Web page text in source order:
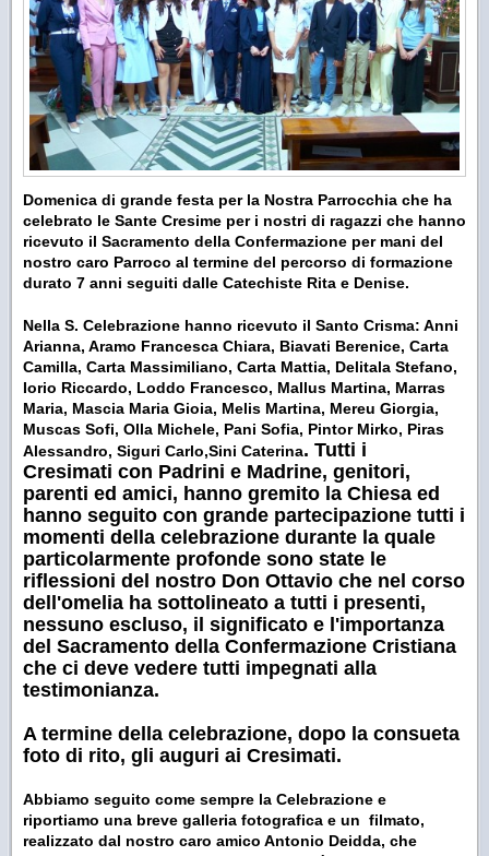
Domenica di grande festa per la Nostra Parrocchia che ha
celebrato le Sante Cresime per i nostri di ragazzi che hanno
ricevuto il Sacramento della Confermazione per mani del
nostro caro Parroco al termine del percorso di formazione
durato 7 anni seguiti dalle Catechiste Rita e Denise.
Nella S. Celebrazione hanno ricevuto il Santo Crisma: Anni
Arianna, Aramo Francesca Chiara, Biavati Berenice, Carta
Camilla, Carta Massimiliano, Carta Mattia, Delitala Stefano,
Iorio Riccardo, Loddo Francesco, Mallus Martina, Marras
Maria, Mascia Maria Gioia, Melis Martina, Mereu Giorgia,
Muscas Sofi, Olla Michele, Pani Sofia, Pintor Mirko, Piras
Alessandro, Siguri Carlo,Sini Caterina. Tutti i
Cresimati con Padrini e Madrine, genitori,
parenti ed amici, hanno gremito la Chiesa ed
hanno seguito con grande partecipazione tutti i
momenti della celebrazione durante la quale
particolarmente profonde sono state le
riflessioni del nostro Don Ottavio che nel corso
dell'omelia ha sottolineato a tutti i presenti,
nessuno escluso, il significato e l'importanza
del Sacramento della Confermazione Cristiana
che ci deve vedere tutti impegnati alla
testimonianza.
A termine della celebrazione, dopo la consueta
foto di rito, gli auguri ai Cresimati.
Abbiamo seguito come sempre la Celebrazione e
riportiamo una breve galleria fotografica e un filmato,
realizzato dal nostro caro amico Antonio Deidda, che